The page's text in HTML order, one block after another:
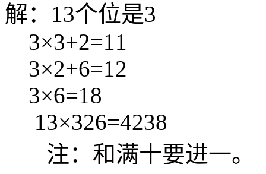
解：13个位是3
3×3+2=11
3×2+6=12
3×6=18
13×326=4238
注：和满十要进一。